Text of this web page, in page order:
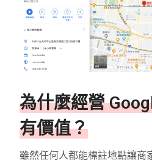
為什麼經營
有價值？
雖然任何人都能標註地點讓商